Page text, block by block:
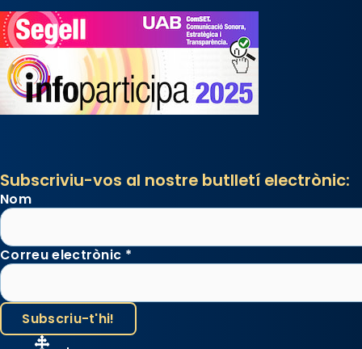
📸 Dr. G. Simón
Photo
View on Facebook ·
Arquebisbat de Barcelona
Semproniana, verges i màrtirs.
Acompanyant la història de sant
sorgeix la tradició que les santes
Semproniana (“relatiu a
Semprònia = eterna”) són
deixebles seves. I l’any 1667, el
Subscriviu-vos al nostre butlletí electrònic:
Nom
Correu electrònic *